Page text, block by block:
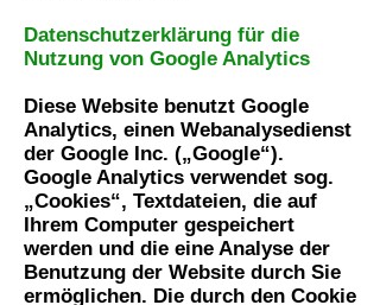
Datenschutzerklärung für die
Nutzung von Google Analytics
Diese Website benutzt Google
Analytics, einen Webanalysedienst
der Google Inc. („Google“).
Google Analytics verwendet sog.
„Cookies“, Textdateien, die auf
Ihrem Computer gespeichert
werden und die eine Analyse der
Benutzung der Website durch Sie
ermöglichen. Die durch den Cookie